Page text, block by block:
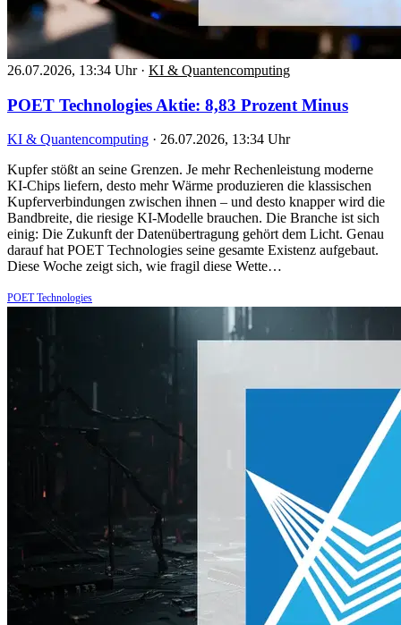
26.07.2026, 13:34 Uhr · KI & Quantencomputing
POET Technologies Aktie: 8,83 Prozent Minus
KI & Quantencomputing · 26.07.2026, 13:34 Uhr
Kupfer stößt an seine Grenzen. Je mehr Rechenleistung moderne
KI-Chips liefern, desto mehr Wärme produzieren die klassischen
Kupferverbindungen zwischen ihnen – und desto knapper wird die
Bandbreite, die riesige KI-Modelle brauchen. Die Branche ist sich
einig: Die Zukunft der Datenübertragung gehört dem Licht. Genau
darauf hat POET Technologies seine gesamte Existenz aufgebaut.
Diese Woche zeigt sich, wie fragil diese Wette…
POET Technologies